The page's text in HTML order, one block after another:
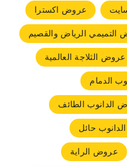
عروض اكسترا
التميمي الرياض والقصيم
عروض الثلاجة العالمية
الدمام
الدانوب الطائف
حائل
عروض الراية